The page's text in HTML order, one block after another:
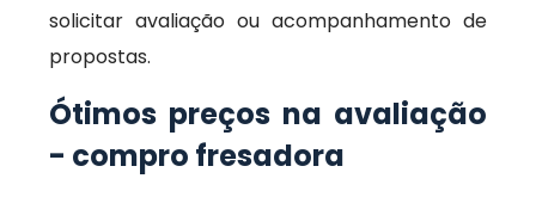
solicitar avaliação ou acompanhamento de
propostas.
Ótimos preços na avaliação
- compro fresadora